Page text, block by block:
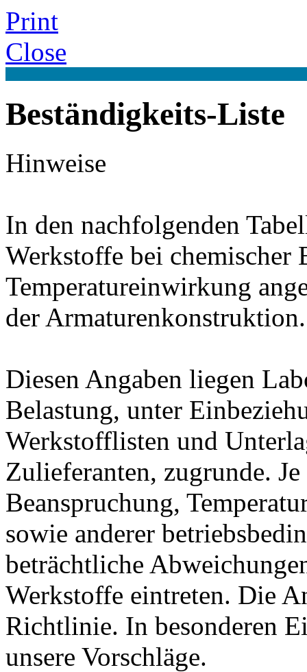
Print
Close
Beständigkeits-Liste
Hinweise
In den nachfolgenden
Werkstoffe bei chemischer
Temperatureinwirkung
der Armaturenkonstruktion.
Diesen Angaben liegen
Belastung, unter
Werkstofflisten und
Zulieferanten, zugrunde.
Beanspruchung,
sowie anderer
beträchtliche
Werkstoffe eintreten. Die
Richtlinie. In besonderen
unsere Vorschläge.